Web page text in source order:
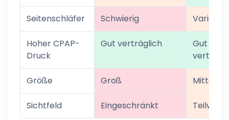
Seitenschläfer Schwierig Variabel
Hoher CPAP-
Druck
Gut verträglich
Gut
Größe Groß Mittel
Sichtfeld Eingeschränkt Teilweise